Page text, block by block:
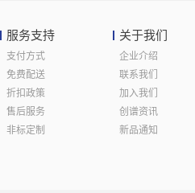
服务支持
支付方式
免费配送
折扣政策
售后服务
非标定制
关于我们
企业介绍
联系我们
加入我们
创谱资讯
新品通知